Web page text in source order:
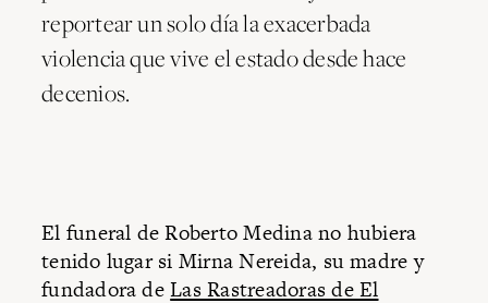
reportear un solo día la exacerbada
violencia que vive el estado desde hace
decenios.
El funeral de Roberto Medina no hubiera
tenido lugar si Mirna Nereida, su madre y
fundadora deLas Rastreadoras de El